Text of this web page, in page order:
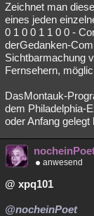
Zeichnet man
eines jeden
0 1 0 0 1 1 0 0 -
derGedanken-
Sichtbarmachung
Fernsehern,
DasMontauk-
dem Philadelphia-
oder Anfang gelegt
anwesend
@ xpq101
@nocheinPoet